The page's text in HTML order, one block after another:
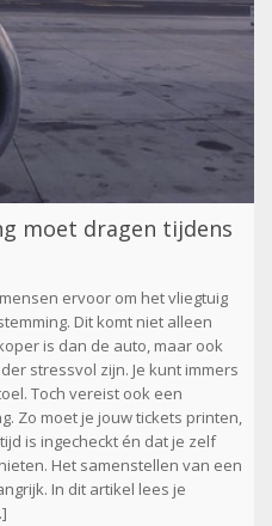
moet dragen tijdens
ervoor om het vliegtuig
Dit komt niet alleen
is dan de auto, maar ook
stressvol zijn. Je kunt immers
Toch vereist ook een
Zo moet je jouw tickets printen,
is ingecheckt én dat je zelf
Het samenstellen van een
In dit artikel lees je